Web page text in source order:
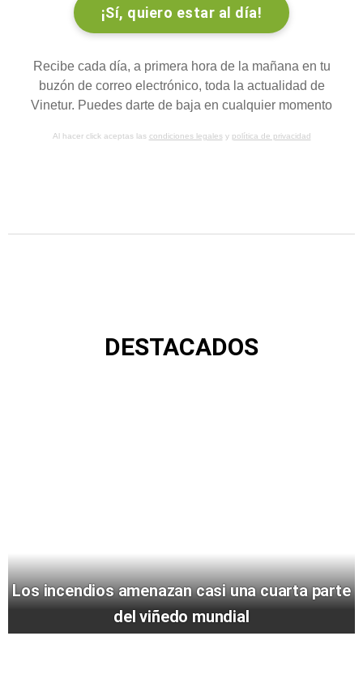
Recibe cada día, a primera hora de la mañana en tu
buzón de correo electrónico, toda la actualidad de
Vinetur. Puedes darte de baja en cualquier momento
Al hacer click aceptas las condiciones legalesy política de privacidad
DESTACADOS
Los incendios amenazan casi una cuarta parte
del viñedo mundial